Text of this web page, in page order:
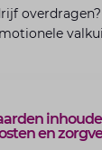
en